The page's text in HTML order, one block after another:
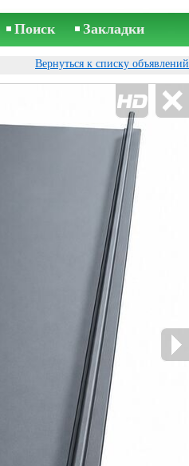
Поиск Закладки
Вернуться к списку объявлений